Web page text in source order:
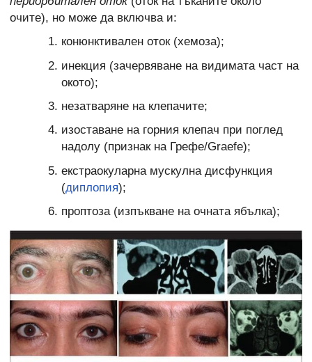
очите), но може да включва и:
конюнктивален оток (хемоза);
инекция (зачервяване на видимата част на
окото);
незатваряне на клепачите;
изоставане на горния клепач при поглед
надолу (признак на Грефе/Graefe);
екстраокуларна мускулна дисфункция
(диплопия);
проптоза (изпъкване на очната ябълка);